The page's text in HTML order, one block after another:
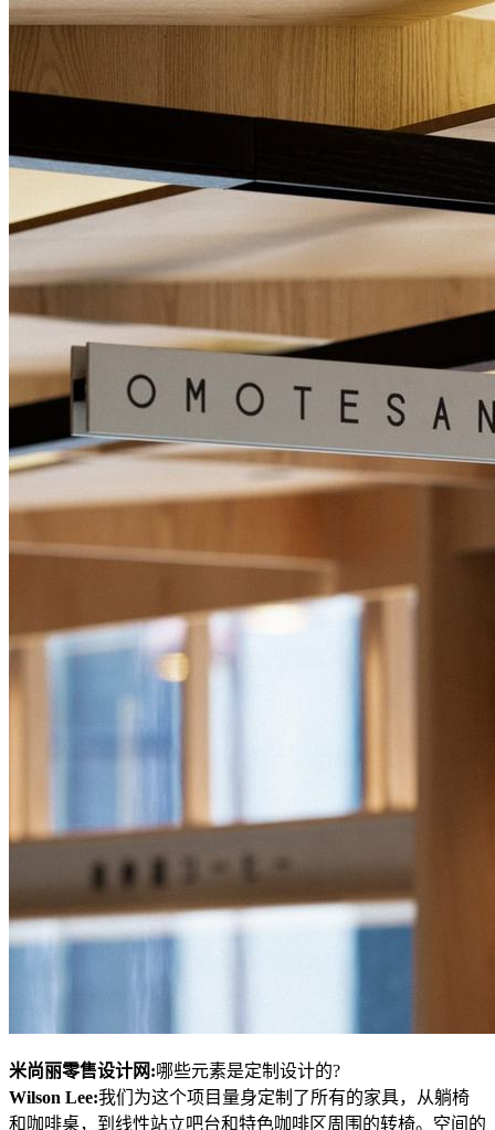
米尚丽零售设计网:哪些元素是定制设计的?
Wilson Lee:我们为这个项目量身定制了所有的家具，从躺椅
和咖啡桌，到线性站立吧台和特色咖啡区周围的转椅。空间的